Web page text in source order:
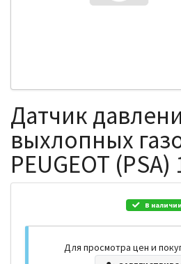
Датчик
выхлопных
PEUGEOT (PSA)
В наличии
Для просмотра цен и